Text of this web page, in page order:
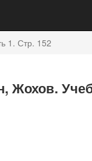
1. Стр. 152
Жохов.